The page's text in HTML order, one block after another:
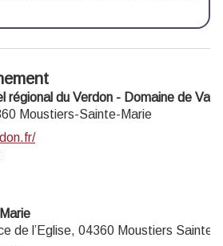
régional du Verdon - Domaine de Valx
Moustiers-Sainte-Marie
de l’Eglise, 04360 Moustiers Sainte-